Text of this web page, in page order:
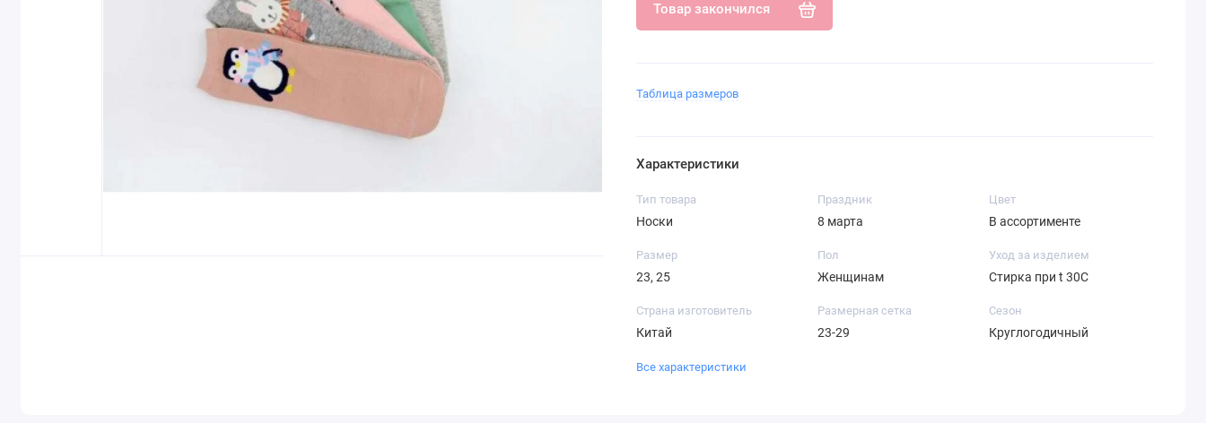
Товар закончился
Таблица размеров
Характеристики
Тип товара
Носки
Праздник
8 марта
Цвет
В ассортименте
Размер
23, 25
Пол
Женщинам
Уход за изделием
Стирка при t 30С
Страна изготовитель
Китай
Размерная сетка
23-29
Сезон
Круглогодичный
Все характеристики